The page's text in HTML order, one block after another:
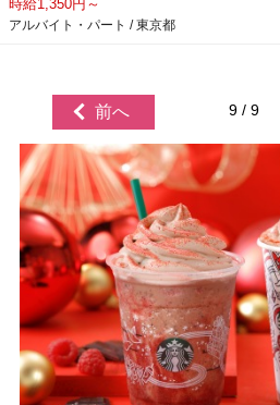
時給1,350円～
アルバイト・パート / 東京都
前へ 9 / 9